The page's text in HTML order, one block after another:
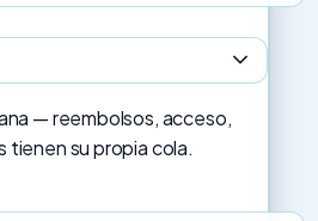
— reembolsos, acceso,
tienen su propia cola.